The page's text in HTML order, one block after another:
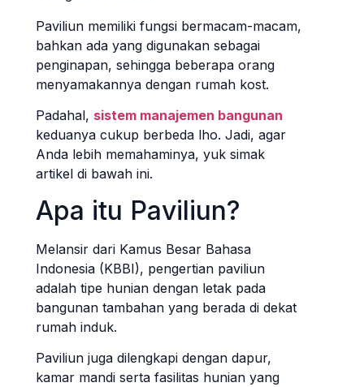
Paviliun memiliki fungsi bermacam-macam,
bahkan ada yang digunakan sebagai
penginapan, sehingga beberapa orang
menyamakannya dengan rumah kost.
Padahal, sistem manajemen bangunan
keduanya cukup berbeda lho. Jadi, agar
Anda lebih memahaminya, yuk simak
artikel di bawah ini.
Apa itu Paviliun?
Melansir dari Kamus Besar Bahasa
Indonesia (KBBI), pengertian paviliun
adalah tipe hunian dengan letak pada
bangunan tambahan yang berada di dekat
rumah induk.
Paviliun juga dilengkapi dengan dapur,
kamar mandi serta fasilitas hunian yang